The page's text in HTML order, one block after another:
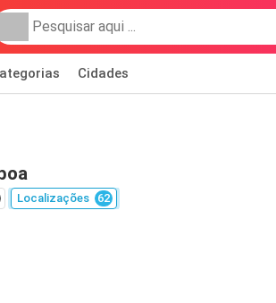
Cidades
Localizações 62